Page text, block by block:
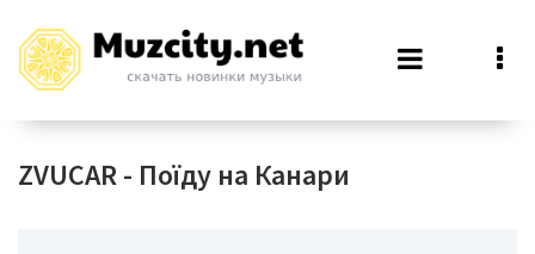
ZVUCAR - Поїду на Канари